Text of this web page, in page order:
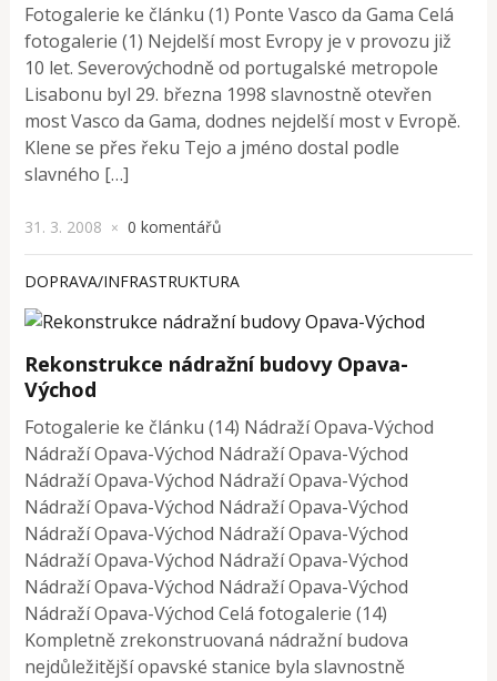
Fotogalerie ke článku (1) Ponte Vasco da Gama Celá
fotogalerie (1) Nejdelší most Evropy je v provozu již
10 let. Severovýchodně od portugalské metropole
Lisabonu byl 29. března 1998 slavnostně otevřen
most Vasco da Gama, dodnes nejdelší most v Evropě.
Klene se přes řeku Tejo a jméno dostal podle
slavného […]
31. 3. 2008 × 0 komentářů
DOPRAVA/INFRASTRUKTURA
Rekonstrukce nádražní budovy Opava-
Východ
Fotogalerie ke článku (14) Nádraží Opava-Východ
Nádraží Opava-Východ Nádraží Opava-Východ
Nádraží Opava-Východ Nádraží Opava-Východ
Nádraží Opava-Východ Nádraží Opava-Východ
Nádraží Opava-Východ Nádraží Opava-Východ
Nádraží Opava-Východ Nádraží Opava-Východ
Nádraží Opava-Východ Nádraží Opava-Východ
Nádraží Opava-Východ Celá fotogalerie (14)
Kompletně zrekonstruovaná nádražní budova
nejdůležitější opavské stanice byla slavnostně